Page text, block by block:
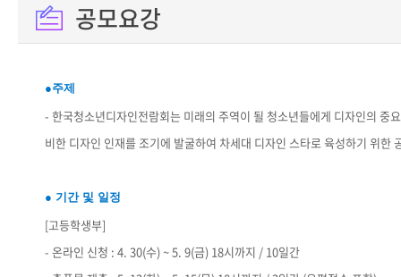
공모요강
●주제
- 한국청소년디자인전람회는 미래의 주역이 될 청소년들에게 디자인의 중
비한 디자인 인재를 조기에 발굴하여 차세대 디자인 스타로 육성하기 위한
● 기간 및 일정
[고등학생부]
- 온라인 신청 : 4. 30(수) ~ 5. 9(금) 18시까지 / 10일간